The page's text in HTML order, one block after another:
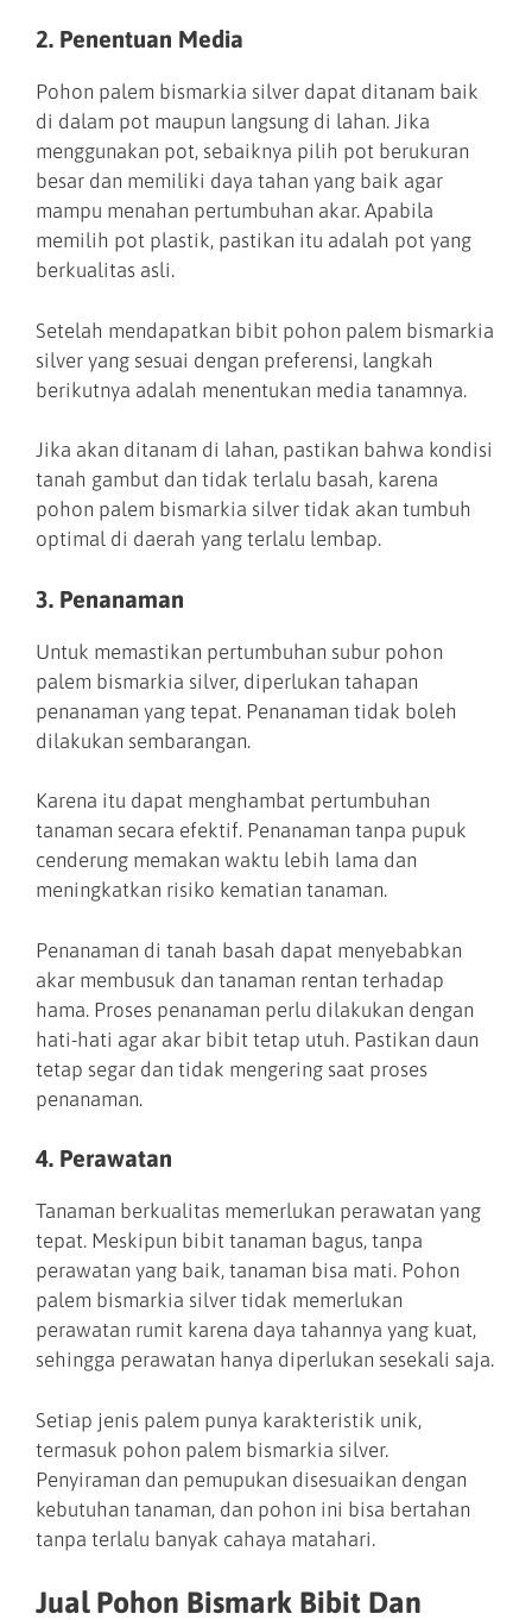
2. Penentuan Media
Pohon palem bismarkia silver dapat ditanam baik
di dalam pot maupun langsung di lahan. Jika
menggunakan pot, sebaiknya pilih pot berukuran
besar dan memiliki daya tahan yang baik agar
mampu menahan pertumbuhan akar. Apabila
memilih pot plastik, pastikan itu adalah pot yang
berkualitas asli.
Setelah mendapatkan bibit pohon palem bismarkia
silver yang sesuai dengan preferensi, langkah
berikutnya adalah menentukan media tanamnya.
Jika akan ditanam di lahan, pastikan bahwa kondisi
tanah gambut dan tidak terlalu basah, karena
pohon palem bismarkia silver tidak akan tumbuh
optimal di daerah yang terlalu lembap.
3. Penanaman
Untuk memastikan pertumbuhan subur pohon
palem bismarkia silver, diperlukan tahapan
penanaman yang tepat. Penanaman tidak boleh
dilakukan sembarangan.
Karena itu dapat menghambat pertumbuhan
tanaman secara efektif. Penanaman tanpa pupuk
cenderung memakan waktu lebih lama dan
meningkatkan risiko kematian tanaman.
Penanaman di tanah basah dapat menyebabkan
akar membusuk dan tanaman rentan terhadap
hama. Proses penanaman perlu dilakukan dengan
hati-hati agar akar bibit tetap utuh. Pastikan daun
tetap segar dan tidak mengering saat proses
penanaman.
4. Perawatan
Tanaman berkualitas memerlukan perawatan yang
tepat. Meskipun bibit tanaman bagus, tanpa
perawatan yang baik, tanaman bisa mati. Pohon
palem bismarkia silver tidak memerlukan
perawatan rumit karena daya tahannya yang kuat,
sehingga perawatan hanya diperlukan sesekali saja.
Setiap jenis palem punya karakteristik unik,
termasuk pohon palem bismarkia silver.
Penyiraman dan pemupukan disesuaikan dengan
kebutuhan tanaman, dan pohon ini bisa bertahan
tanpa terlalu banyak cahaya matahari.
Jual Pohon Bismark Bibit Dan